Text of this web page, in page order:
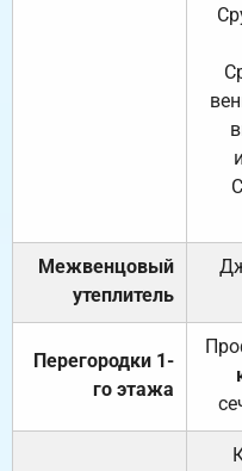
Межвенцовый
утеплитель
Перегородки 1-
го этажа